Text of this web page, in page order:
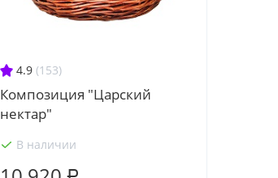
4.9 (153)
Композиция "Царский
нектар"
В наличии